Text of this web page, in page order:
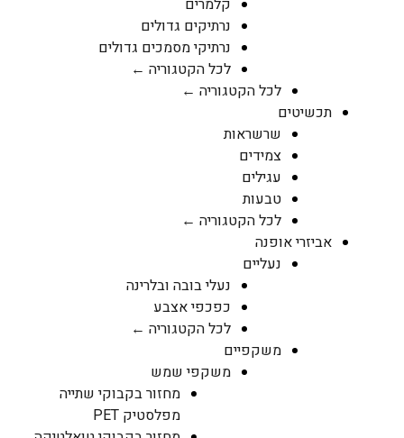
קלמרים
נרתיקים גדולים
נרתיקי מסמכים גדולים
לכל הקטגוריה ←
לכל הקטגוריה ←
תכשיטים
שרשראות
צמידים
עגילים
טבעות
לכל הקטגוריה ←
אביזרי אופנה
נעליים
נעלי בובה ובלרינה
כפכפי אצבע
לכל הקטגוריה ←
משקפיים
משקפי שמש
מחזור בקבוקי שתייה
מפלסטיק PET